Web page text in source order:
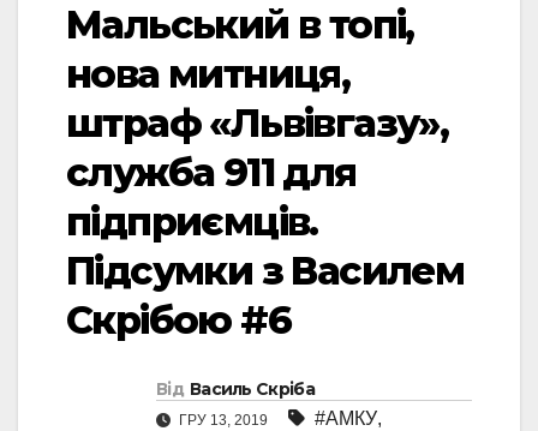
Мальський в топі,
нова митниця,
штраф «Львівгазу»,
служба 911 для
підприємців.
Підсумки з Василем
Скрібою #6
Від Василь Скріба
ГРУ 13, 2019 #АМКУ,